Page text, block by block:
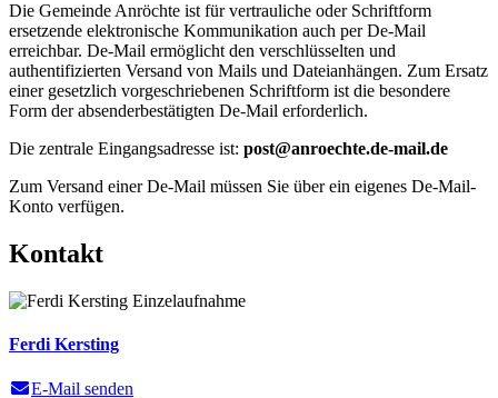
Die Gemeinde Anröchte ist für vertrauliche oder Schriftform
ersetzende elektronische Kommunikation auch per De-Mail
erreichbar. De-Mail ermöglicht den verschlüsselten und
authentifizierten Versand von Mails und Dateianhängen. Zum Ersatz
einer gesetzlich vorgeschriebenen Schriftform ist die besondere
Form der absenderbestätigten De-Mail erforderlich.
Die zentrale Eingangsadresse ist: post@anroechte.de-mail.de
Zum Versand einer De-Mail müssen Sie über ein eigenes De-Mail-
Konto verfügen.
Kontakt
Ferdi Kersting
E-Mail senden